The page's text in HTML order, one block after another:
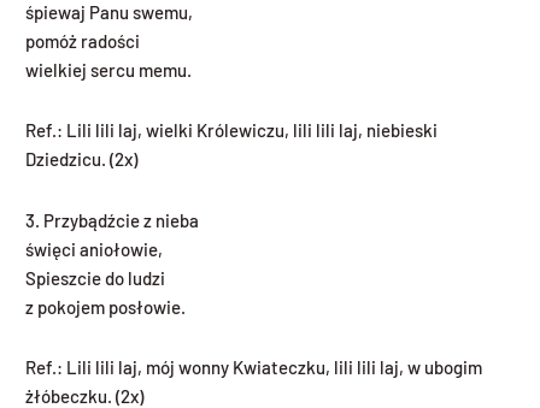
śpiewaj Panu swemu,
pomóż radości
wielkiej sercu memu.
Ref.: Lili lili laj, wielki Królewiczu, lili lili laj, niebieski
Dziedzicu. (2x)
3. Przybądźcie z nieba
święci aniołowie,
Spieszcie do ludzi
z pokojem posłowie.
Ref.: Lili lili laj, mój wonny Kwiateczku, lili lili laj, w ubogim
żłóbeczku. (2x)